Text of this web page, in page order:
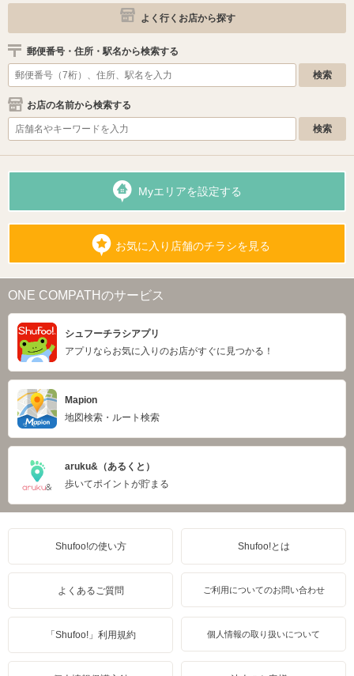
よく行くお店から探す
郵便番号・住所・駅名から検索する
お店の名前から検索する
Myエリアを設定する
お気に入り店舗のチラシを見る
ONE COMPATHのサービス
シュフーチラシアプリ
アプリならお気に入りのお店がすぐに見つかる！
Mapion
地図検索・ルート検索
aruku&（あるくと）
歩いてポイントが貯まる
Shufoo!の使い方 Shufoo!とは
よくあるご質問 ご利用についてのお問い合わせ
「Shufoo!」利用規約 個人情報の取り扱いについて